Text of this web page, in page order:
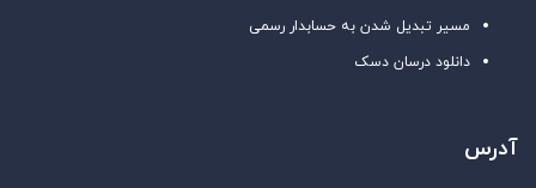
مسیر تبدیل شدن به حسابدار رسمی
دانلود درسان دسک
آدرس